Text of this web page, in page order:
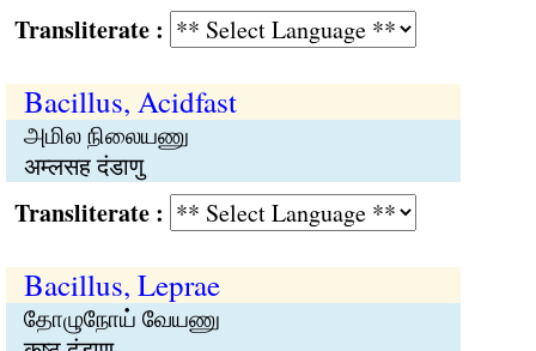
:
Bacillus, Acidfast
அமில நிலையணு
अम्लसह दंडाणु
:
Bacillus, Leprae
தோழுநோய் வேயணு